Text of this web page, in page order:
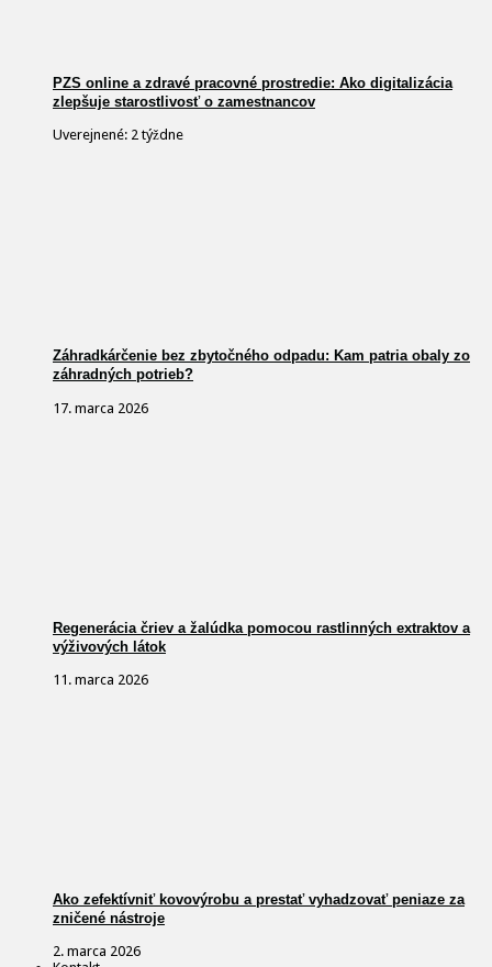
PZS online a zdravé pracovné prostredie: Ako digitalizácia
zlepšuje starostlivosť o zamestnancov
Uverejnené: 2 týždne
Záhradkárčenie bez zbytočného odpadu: Kam patria obaly zo
záhradných potrieb?
17. marca 2026
Regenerácia čriev a žalúdka pomocou rastlinných extraktov a
výživových látok
11. marca 2026
Ako zefektívniť kovovýrobu a prestať vyhadzovať peniaze za
zničené nástroje
2. marca 2026